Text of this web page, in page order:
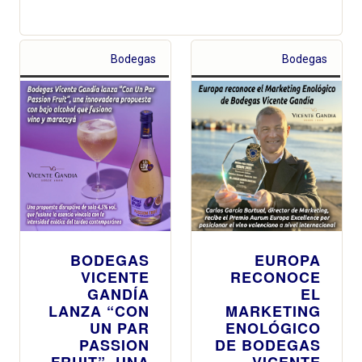
Bodegas
BODEGAS
VICENTE
GANDÍA
LANZA “CON
UN PAR
PASSION
Bodegas
EUROPA
RECONOCE
EL
MARKETING
ENOLÓGICO
DE BODEGAS